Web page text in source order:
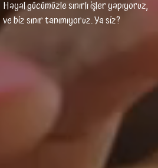
Hayal gücümüzle sınırlı işler yapıyoruz,
ve biz sınır tanımıyoruz. Ya siz?